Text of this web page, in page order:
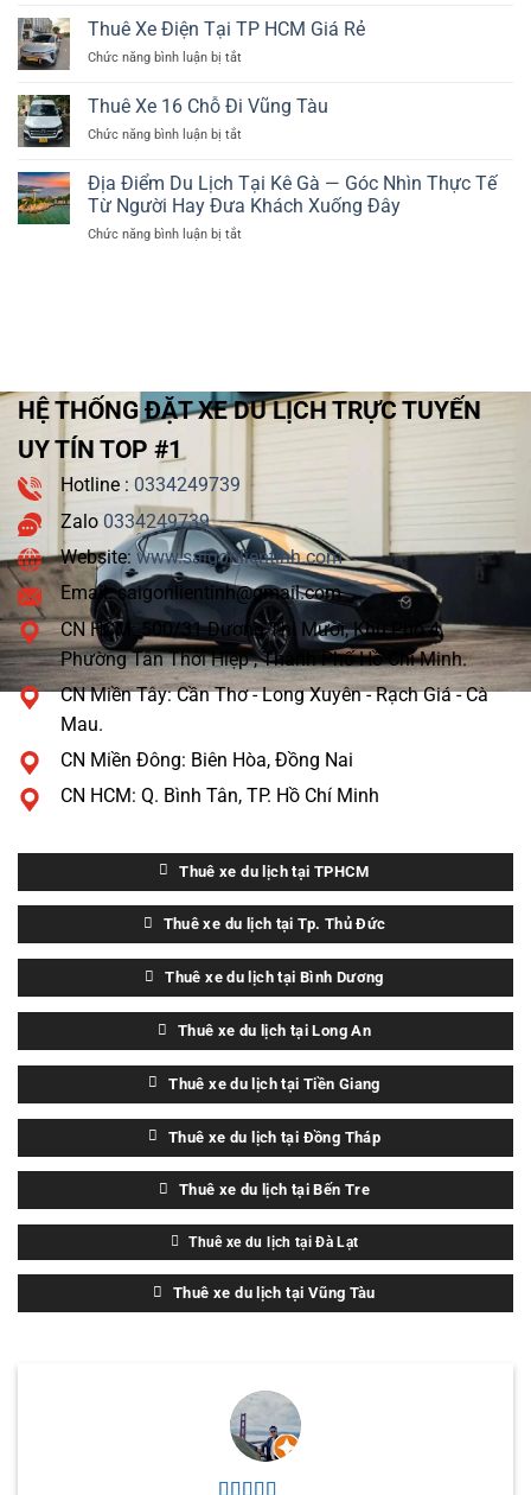
Tỉnh
—
Vụ
Nào
Phù
45
Có
Xế
45
Xe
Quận
12
45
Có
Xế
Thuê Xe Điện Tại TP HCM Giá Rẻ
Chức năng bình luận bị tắtở
Xe
Điện
Tại
HCM
Giá
Thuê Xe 16 Chỗ Đi Vũng Tàu
Chức năng bình luận bị tắtở
Xe
16
Chỗ
Đi
Địa Điểm Du Lịch Tại Kê Gà — Góc Nhìn Thực Tế
Từ Người Hay Đưa Khách Xuống Đây
Chức năng bình luận bị tắtở
—
Góc
Thực
Tế
Người
Hay
Đưa
Khách
Xuống
Đây
HỆ THỐNG ĐẶT XE DU LỊCH TRỰC TUYẾN
UY TÍN TOP #1
Hotline : 0334249739
Zalo 0334249739
Website: www.saigonlientinh.com
Email: saigonlientinh@gmail.com
CN HCM: 500/31 Dương Thị Mười, Khu Phố 4,
Phường Tân Thới Hiệp , Thành Phố Hồ Chí Minh.
CN Miền Tây: Cần Thơ - Long Xuyên - Rạch Giá - Cà
Mau.
CN Miền Đông: Biên Hòa, Đồng Nai
CN HCM: Q. Bình Tân, TP. Hồ Chí Minh
Thuê xe du lịch tại TPHCM
Thuê xe du lịch tại Tp. Thủ Đức
Thuê xe du lịch tại Bình Dương
Thuê xe du lịch tại Long An
Thuê xe du lịch tại Tiền Giang
Thuê xe du lịch tại Đồng Tháp
Thuê xe du lịch tại Bến Tre
Thuê xe du lịch tại Đà Lạt
Thuê xe du lịch tại Vũng Tàu